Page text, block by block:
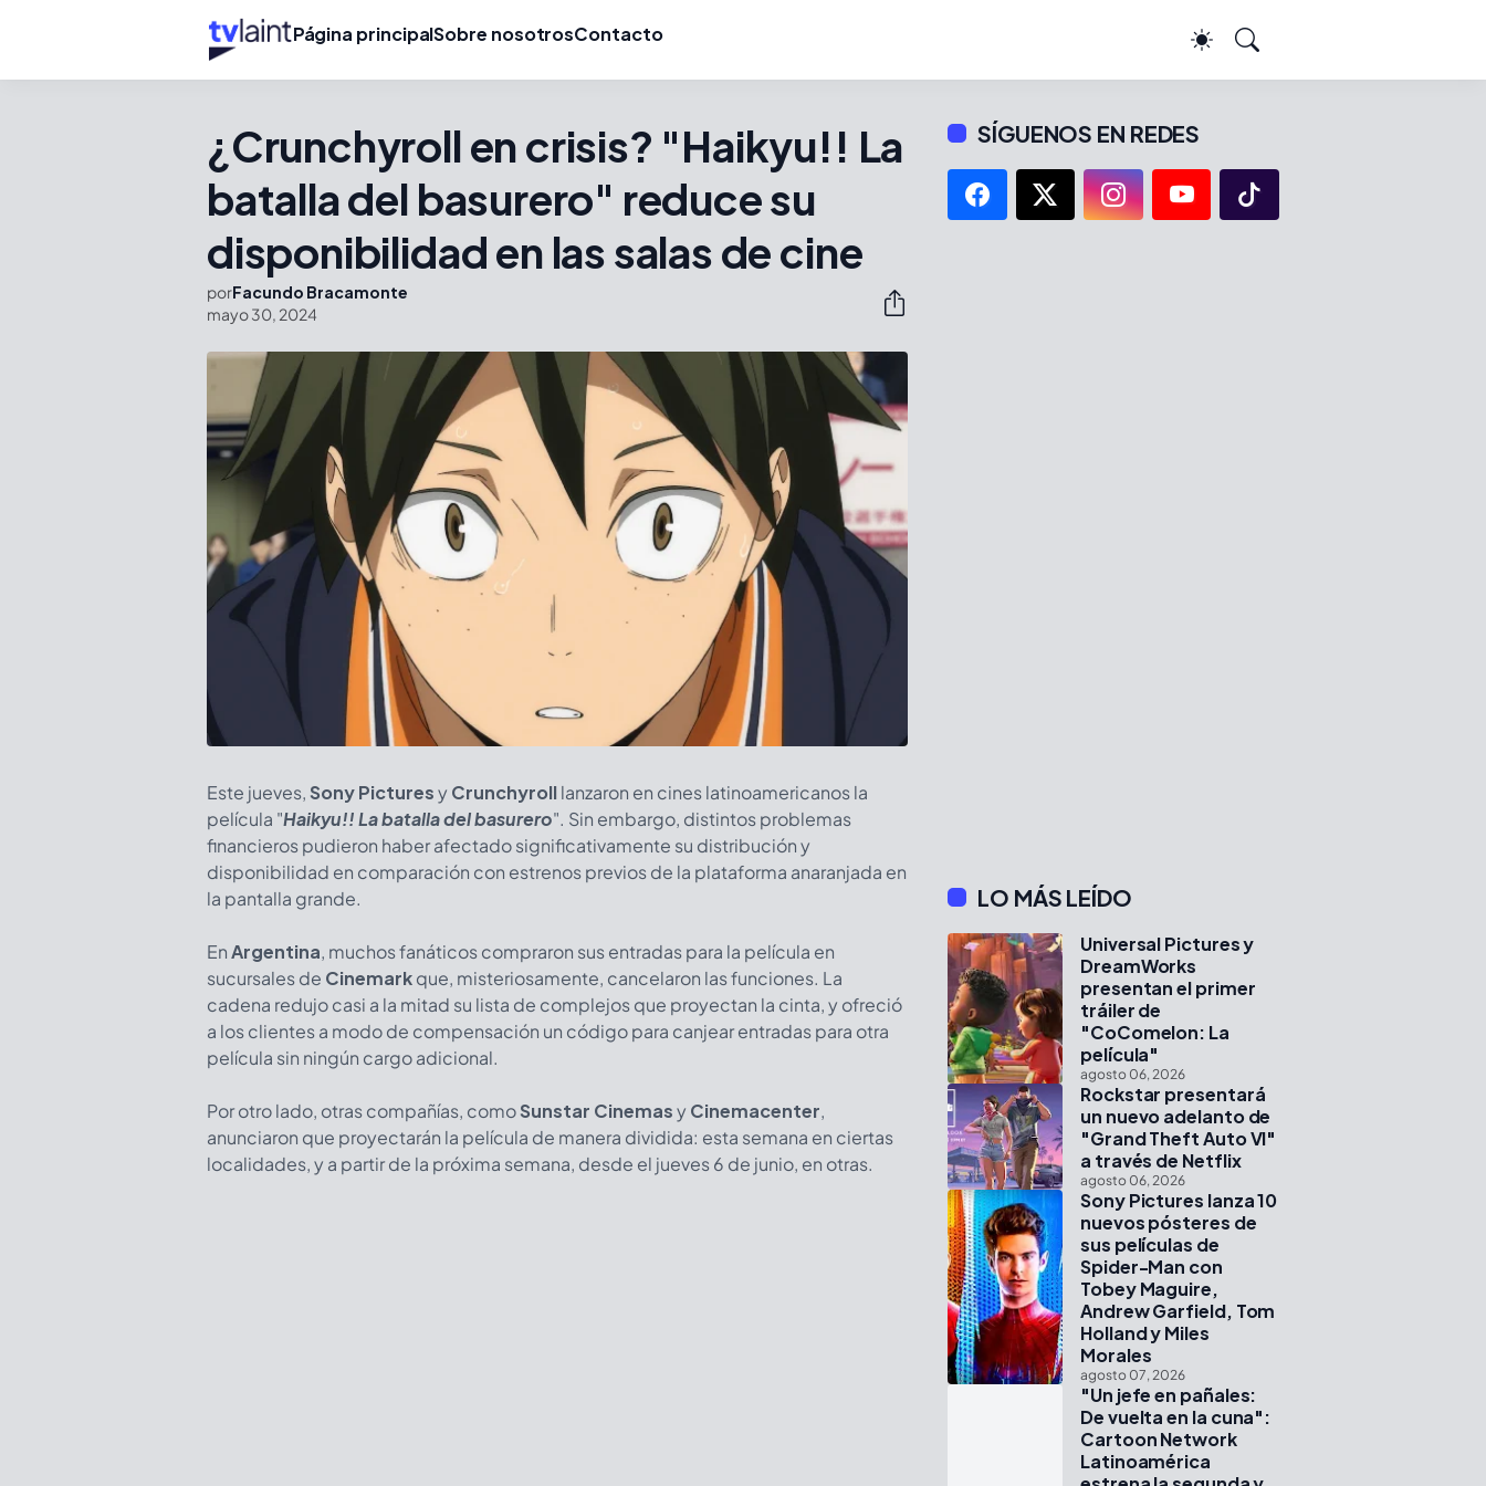
Página principalSobre nosotrosContacto
¿Crunchyroll en crisis? "Haikyu!! La
batalla del basurero" reduce su
disponibilidad en las salas de cine
porFacundo Bracamonte
mayo 30, 2024
Este jueves, Sony PicturesyCrunchyrolllanzaron en cines latinoamericanos la
película "Haikyu!! La batalla del basurero". Sin embargo, distintos problemas
financieros pudieron haber afectado significativamente su distribución y
disponibilidad en comparación con estrenos previos de la plataforma anaranjada en
la pantalla grande.
EnArgentina, muchos fanáticos compraron sus entradas para la película en
sucursales de Cinemarkque, misteriosamente, cancelaron las funciones. La
cadena redujo casi a la mitad su lista de complejos que proyectan la cinta, y ofreció
a los clientes a modo de compensación un código para canjear entradas para otra
película sin ningún cargo adicional.
Por otro lado, otras compañías, comoSunstar CinemasyCinemacenter,
anunciaron que proyectarán la película de manera dividida: esta semana en ciertas
localidades, y a partir de la próxima semana, desde el jueves 6 de junio, en otras.
SÍGUENOS EN REDES
LO MÁS LEÍDO
Universal Pictures y
DreamWorks
presentan el primer
tráiler de
"CoComelon: La
película"
agosto 06, 2026
Rockstar presentará
un nuevo adelanto de
"Grand Theft Auto VI"
a través de Netflix
agosto 06, 2026
Sony Pictures lanza 10
nuevos pósteres de
sus películas de
Spider-Man con
Tobey Maguire,
Andrew Garfield, Tom
Holland y Miles
Morales
agosto 07, 2026
"Un jefe en pañales:
De vuelta en la cuna":
Cartoon Network
Latinoamérica